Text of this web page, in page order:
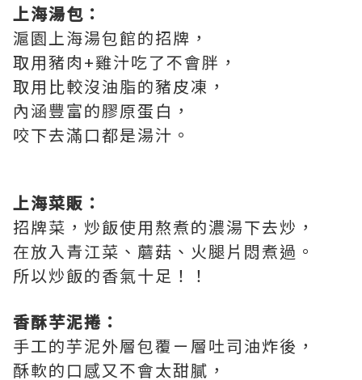
上海湯包：
滬園上海湯包館的招牌，
取用豬肉+雞汁吃了不會胖，
取用比較沒油脂的豬皮凍，
內涵豐富的膠原蛋白，
咬下去滿口都是湯汁。
上海菜販：
招牌菜，炒飯使用熬煮的濃湯下去炒，
在放入青江菜、蘑菇、火腿片悶煮過。
所以炒飯的香氣十足！！
香酥芋泥捲：
手工的芋泥外層包覆ㄧ層吐司油炸後，
酥軟的口感又不會太甜膩，